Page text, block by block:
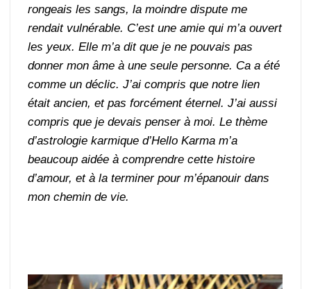
rongeais les sangs, la moindre dispute me
rendait vulnérable. C’est une amie qui m’a ouvert
les yeux. Elle m’a dit que je ne pouvais pas
donner mon âme à une seule personne. Ca a été
comme un déclic. J’ai compris que notre lien
était ancien, et pas forcément éternel. J’ai aussi
compris que je devais penser à moi. Le thème
d’astrologie karmique d’Hello Karma m’a
beaucoup aidée à comprendre cette histoire
d’amour, et à la terminer pour m’épanouir dans
mon chemin de vie.